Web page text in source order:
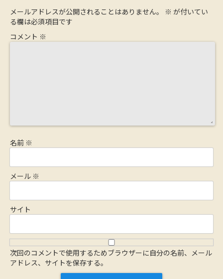
メールアドレスが公開されることはありません。 ※ が付いてい
る欄は必須項目です
コメント ※
名前 ※
メール ※
サイト
次回のコメントで使用するためブラウザーに自分の名前、メール
アドレス、サイトを保存する。